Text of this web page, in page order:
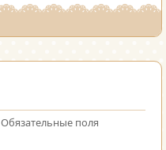
Обязательные поля